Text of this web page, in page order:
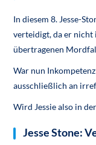
In diesem 8. Jesse-
verteidigt, da er nicht
übertragenen
War nun
ausschließlich an
Wird Jessie also in
Jesse Stone: